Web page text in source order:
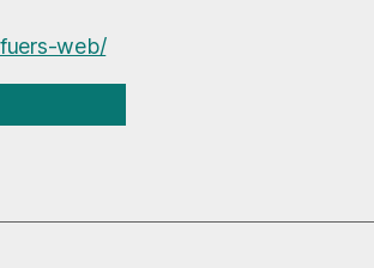
web/